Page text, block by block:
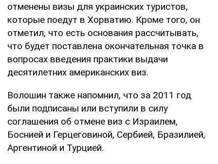
отменены визы для украинских туристов,
которые поедут в Хорватию. Кроме того, он
отметил, что есть основания рассчитывать,
что будет поставлена окончательная точка в
вопросах введения практики выдачи
десятилетних американских виз.
Волошин также напомнил, что за 2011 год
были подписаны или вступили в силу
соглашения об отмене виз с Израилем,
Боснией и Герцеговиной, Сербией, Бразилией,
Аргентиной и Турцией.